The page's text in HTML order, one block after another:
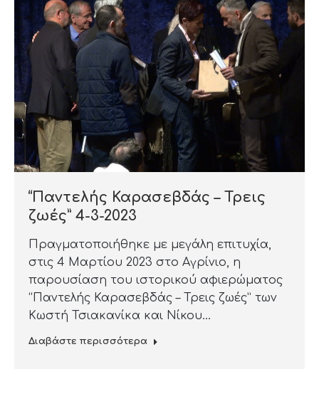
“Παντελής Καρασεβδάς – Τρεις
ζωές” 4-3-2023
Πραγματοποιήθηκε με μεγάλη επιτυχία,
στις 4 Μαρτίου 2023 στο Αγρίνιο, η
παρουσίαση του ιστορικού αφιερώματος
“Παντελής Καρασεβδάς – Τρεις ζωές” των
Κωστή Τσιακανίκα και Νίκου…
Διαβάστε περισσότερα